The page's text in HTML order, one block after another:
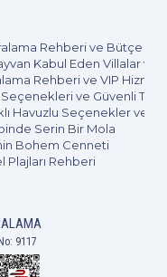
Beğen
Rehberi ve Bütçe
Kabul Eden Villalar ve
Rehberi ve VIP
ve Güvenli
Havuzlu Seçenekler ve
Serin Bir Mola
Bohem Cenneti
Plajları Rehberi
9117